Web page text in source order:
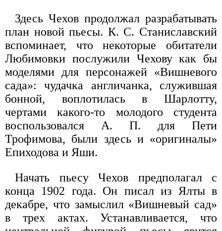
Здесь Чехов продолжал разрабатывать
план новой пьесы. К. С. Станиславский
вспоминает, что некоторые обитатели
Любимовки послужили Чехову как бы
моделями для персонажей «Вишневого
сада»: чудачка англичанка, служившая
бонной, воплотилась в Шарлотту,
чертами какого-то молодого студента
воспользовался А. П. для Пети
Трофимова, были здесь и «оригиналы»
Епиходова и Яши.
Начать пьесу Чехов предполагал с
конца 1902 года. Он писал из Ялты в
декабре, что замыслил «Вишневый сад»
в трех актах. Устанавливается, что